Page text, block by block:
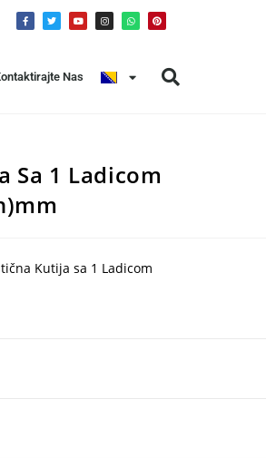
Nas
Sa 1 Ladicom
Kutija sa 1 Ladicom